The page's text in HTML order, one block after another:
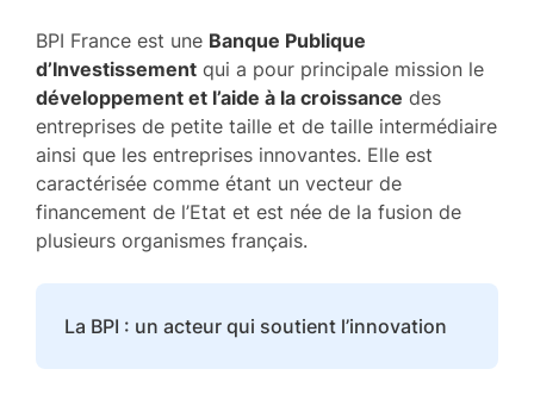
BPI France est une Banque Publique
d’Investissement qui a pour principale mission le
développement et l’aide à la croissance des
entreprises de petite taille et de taille intermédiaire
ainsi que les entreprises innovantes. Elle est
caractérisée comme étant un vecteur de
financement de l’Etat et est née de la fusion de
plusieurs organismes français.
La BPI : un acteur qui soutient l’innovation